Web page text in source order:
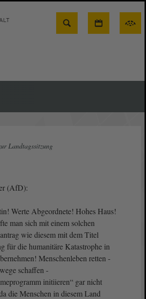
Suche
Landtagssitzung
(AfD):
Werte Abgeordnete! Hohes Haus!
man sich mit einem solchen
wie diesem mit dem Titel
für die humanitäre Katastrophe in
Menschenleben retten -
schaffen -
initiieren“ gar nicht
die Menschen in diesem Land